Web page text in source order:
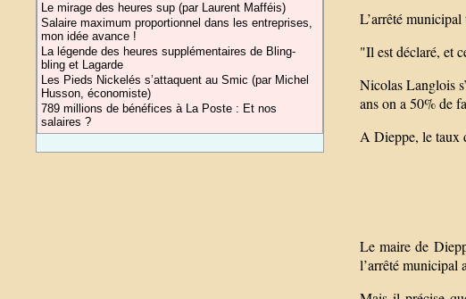
Le mirage des heures sup (par Laurent Mafféis)
Salaire maximum proportionnel dans les entreprises,
mon idée avance !
La légende des heures supplémentaires de Bling-
bling et Lagarde
Les Pieds Nickelés s’attaquent au Smic (par Michel
Husson, économiste)
789 millions de bénéfices à La Poste : Et nos
salaires ?
L’arrêté
"Il est déclaré, et
Nicolas Langlois
ans on a 50% de
A Dieppe, le taux
Le maire de
l’arrêté municipal